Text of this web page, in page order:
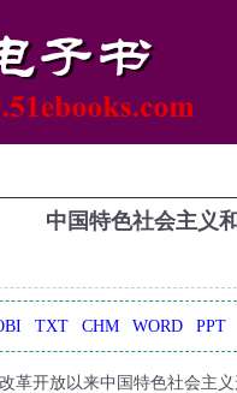
中国特色社会主义
TXT CHM WORD PPT
革开放以来中国特色社会主